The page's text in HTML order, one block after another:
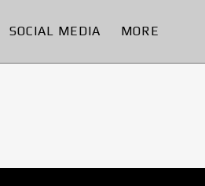
SOCIAL MEDIA MORE